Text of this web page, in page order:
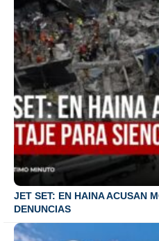
JET SET: EN HAINA ACUSAN
DENUNCIAS